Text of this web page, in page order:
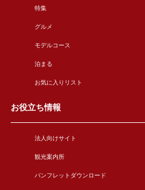
特集
グルメ
モデルコース
泊まる
お気に入りリスト
お役立ち情報
法人向けサイト
観光案内所
パンフレットダウンロード